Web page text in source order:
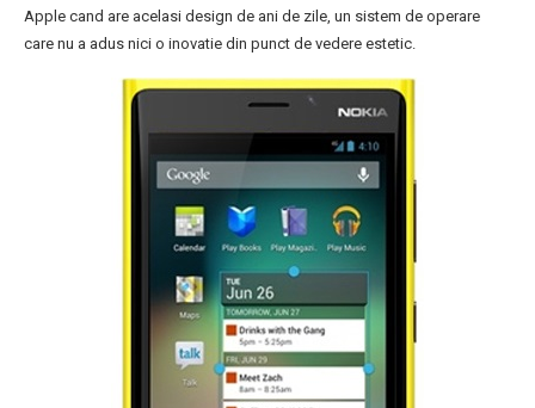
Apple cand are acelasi design de ani de zile, un sistem de operare
care nu a adus nici o inovatie din punct de vedere estetic.